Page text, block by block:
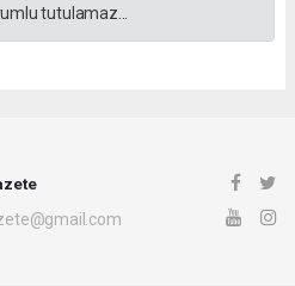
tutulamaz...